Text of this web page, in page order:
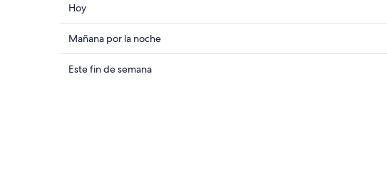
Consultar
los
precios
cerca
de
Hoy
Consultar
precios
cerca
Mañana por la noche
Consultar
Este fin de semana